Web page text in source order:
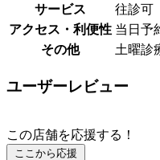
サービス
往診可
アクセス・利便性 当日予
その他
土曜診
ユーザーレビュー
この店舗を応援する！
ここから応援